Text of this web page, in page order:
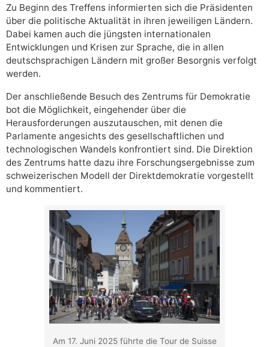
Zu Beginn des Treffens informierten sich die Präsidenten
über die politische Aktualität in ihren jeweiligen Ländern.
Dabei kamen auch die jüngsten internationalen
Entwicklungen und Krisen zur Sprache, die in allen
deutschsprachigen Ländern mit großer Besorgnis verfolgt
werden.
Der anschließende Besuch des Zentrums für Demokratie
bot die Möglichkeit, eingehender über die
Herausforderungen auszutauschen, mit denen die
Parlamente angesichts des gesellschaftlichen und
technologischen Wandels konfrontiert sind. Die Direktion
des Zentrums hatte dazu ihre Forschungsergebnisse zum
schweizerischen Modell der Direktdemokratie vorgestellt
und kommentiert.
Am 17. Juni 2025 führte die Tour de Suisse